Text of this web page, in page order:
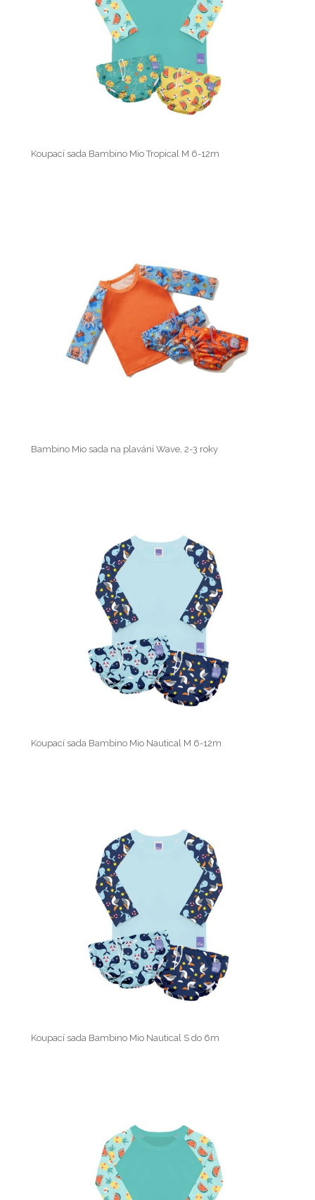
Koupací sada Bambino Mio Tropical M 6-12m
Bambino Mio sada na plavání Wave, 2-3 roky
Koupací sada Bambino Mio Nautical M 6-12m
Koupací sada Bambino Mio Nautical S do 6m